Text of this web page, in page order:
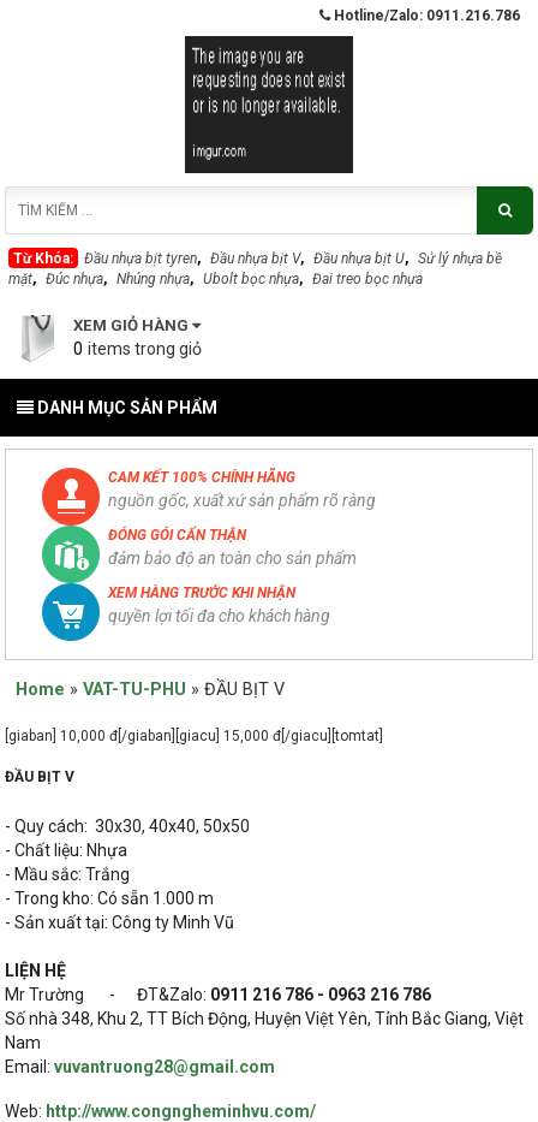
Hotline/Zalo: 0911.216.786
Từ Khóa: Đầu nhựa bịt tyren, Đầu nhựa bịt V, Đầu nhựa bịt U, Sử lý nhựa bề
mặt, Đúc nhựa, Nhúng nhựa, Ubolt bọc nhựa, Đai treo bọc nhựa
0
XEM GIỎ HÀNG
DANH MỤC SẢN PHẨM
CAM KẾT 100% CHÍNH HÃNG
nguồn gốc, xuất xứ sản phẩm rõ ràng
ĐÓNG GÓI CẨN THẬN
đảm bảo độ an toàn cho sản phẩm
XEM HÀNG TRƯỚC KHI NHẬN
quyền lợi tối đa cho khách hàng
Home »VAT-TU-PHU »ĐẦU BỊT V
[giaban] 10,000 đ[/giaban][giacu] 15,000 đ[/giacu][tomtat]
ĐẦU BỊT V
- Quy cách: 30x30, 40x40, 50x50
- Chất liệu: Nhựa
- Mầu sắc: Trắng
- Trong kho: Có sẵn 1.000 m
- Sản xuất tại: Công ty Minh Vũ
LIỆN HỆ
Mr Trường - ĐT&Zalo: 0911 216 786 - 0963 216 786
Số nhà 348, Khu 2, TT Bích Động, Huyện Việt Yên, Tỉnh Bắc Giang, Việt
Nam
Email:vuvantruong28@gmail.com
Web: http://www.congngheminhvu.com/